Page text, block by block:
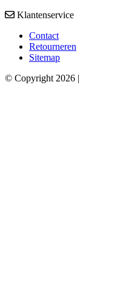
Klantenservice
Contact
Retourneren
Sitemap
© Copyright 2026 |